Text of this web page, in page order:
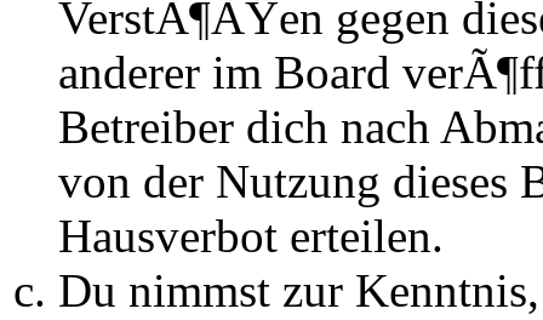
VerstÃ¶ÃŸen gegen
anderer im Board
Betreiber dich nach
von der Nutzung dieses
Hausverbot erteilen.
Du nimmst zur